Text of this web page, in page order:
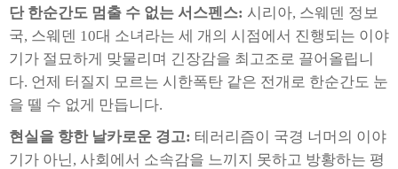
단 한순간도 멈출 수 없는 서스펜스: 시리아, 스웨덴 정보
국, 스웨덴 10대 소녀라는 세 개의 시점에서 진행되는 이야
기가 절묘하게 맞물리며 긴장감을 최고조로 끌어올립니
다. 언제 터질지 모르는 시한폭탄 같은 전개로 한순간도 눈
을 뗄 수 없게 만듭니다.
현실을 향한 날카로운 경고: 테러리즘이 국경 너머의 이야
기가 아닌, 사회에서 소속감을 느끼지 못하고 방황하는 평